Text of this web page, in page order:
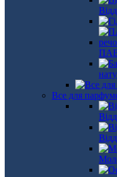
Все для